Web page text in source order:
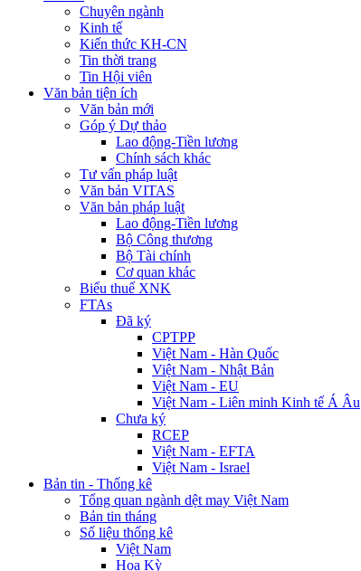
Chuyên ngành
Kinh tế
Kiến thức KH-CN
Tin thời trang
Tin Hội viên
Văn bản tiện ích
Văn bản mới
Góp ý Dự thảo
Lao động-Tiền lương
Chính sách khác
Tư vấn pháp luật
Văn bản VITAS
Văn bản pháp luật
Lao động-Tiền lương
Bộ Công thương
Bộ Tài chính
Cơ quan khác
Biểu thuế XNK
FTAs
Đã ký
CPTPP
Việt Nam - Hàn Quốc
Việt Nam - Nhật Bản
Việt Nam - EU
Việt Nam - Liên minh Kinh tế Á Âu
Chưa ký
RCEP
Việt Nam - EFTA
Việt Nam - Israel
Bản tin - Thống kê
Tổng quan ngành dệt may Việt Nam
Bản tin tháng
Số liệu thống kê
Việt Nam
Hoa Kỳ